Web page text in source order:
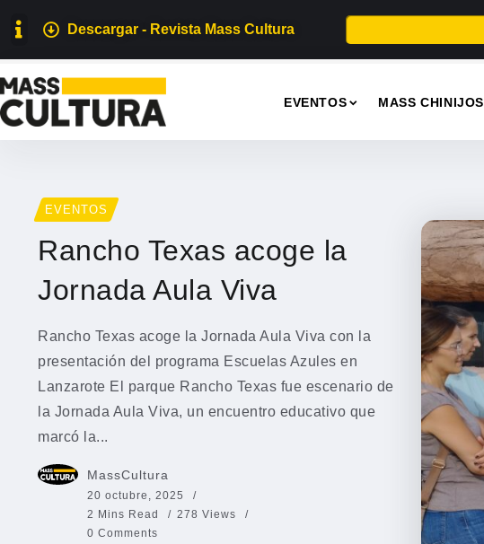
Descargar - Revista Mass Cultura
EVENTOS MASS CHINIJOS
EVENTOS
Rancho Texas acoge la
Jornada Aula Viva
Rancho Texas acoge la Jornada Aula Viva con la
presentación del programa Escuelas Azules en
Lanzarote El parque Rancho Texas fue escenario de
la Jornada Aula Viva, un encuentro educativo que
marcó la...
MassCultura
20 octubre, 2025
2 Mins Read
278 Views
0 Comments